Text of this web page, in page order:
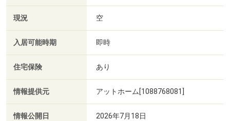
現況 空
入居可能時期 即時
住宅保険 あり
情報提供元 アットホーム[1088768081]
情報公開日 2026年7月18日